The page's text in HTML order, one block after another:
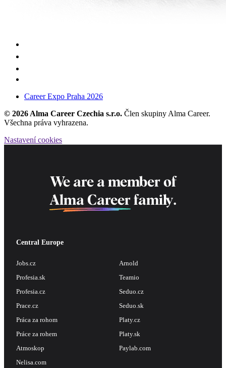
Career Expo Praha 2026
© 2026 Alma Career Czechia s.r.o. Člen skupiny Alma Career.
Všechna práva vyhrazena.
Nastavení cookies
We are a member of
Alma Career family.
Central Europe
Jobs.cz
Profesia.sk
Profesia.cz
Prace.cz
Práca za rohom
Práce za rohem
Atmoskop
Nelisa.com
Arnold
Teamio
Seduo.cz
Seduo.sk
Platy.cz
Platy.sk
Paylab.com